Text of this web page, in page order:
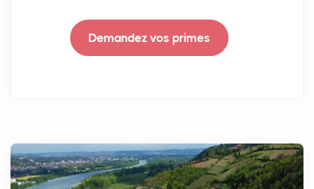
Demandez vos primes